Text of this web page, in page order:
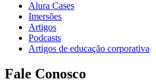
Alura Cases
Imersões
Artigos
Podcasts
Artigos de educação corporativa
Fale Conosco